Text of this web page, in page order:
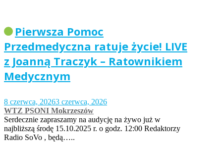
Pierwsza Pomoc
Przedmedyczna ratuje życie! LIVE
z Joanną Traczyk – Ratownikiem
Medycznym
8 czerwca, 20263 czerwca, 2026
WTZ PSONI Mokrzeszów
Serdecznie zapraszamy na audycję na żywo już w
najbliższą środę 15.10.2025 r. o godz. 12:00 Redaktorzy
Radio SoVo , będą…..